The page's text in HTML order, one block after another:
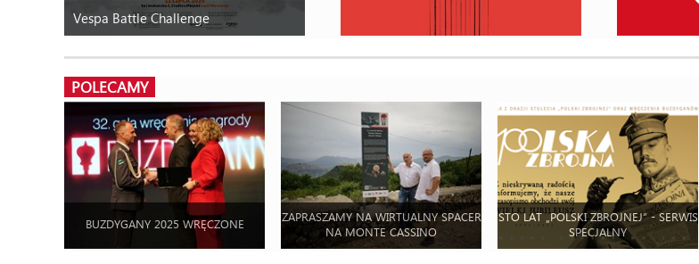
Vespa Battle Challenge
POLECAMY
BUZDYGANY 2025 WRĘCZONE
ZAPRASZAMY NA WIRTUALNY SPACER
NA MONTE CASSINO
STO LAT „POLSKI ZBROJNEJ” - SERWIS
SPECJALNY